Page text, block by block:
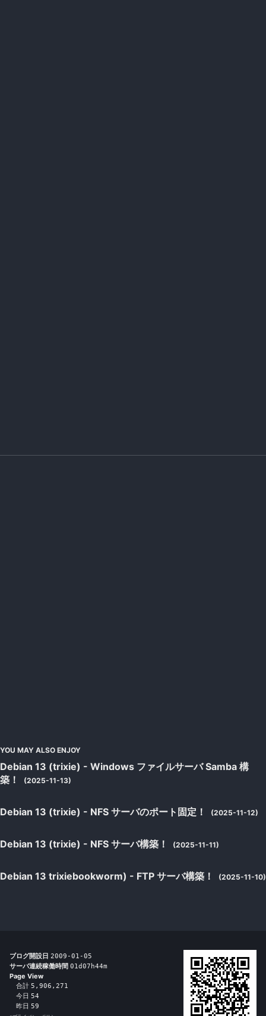
YOU MAY ALSO ENJOY
Debian 13 (trixie) - Windows ファイルサーバ Samba 構
築！
(2025-11-13)
Debian 13 (trixie) - NFS サーバのポート固定！ (2025-11-12)
Debian 13 (trixie) - NFS サーバ構築！ (2025-11-11)
Debian 13 trixiebookworm) - FTP サーバ構築！ (2025-11-10)
ブログ開設日 2009-01-05
サーバ連続稼働時間 01d07h44m
Page View
合計 5,906,271
今日 54
昨日 59